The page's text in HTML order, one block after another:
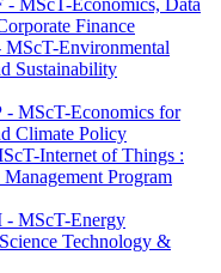
MScT-Economics, Data
Finance
Environmental
Sustainability
MScT-Economics for
Climate Policy
Internet of Things :
Program
MScT-Energy
Technology &